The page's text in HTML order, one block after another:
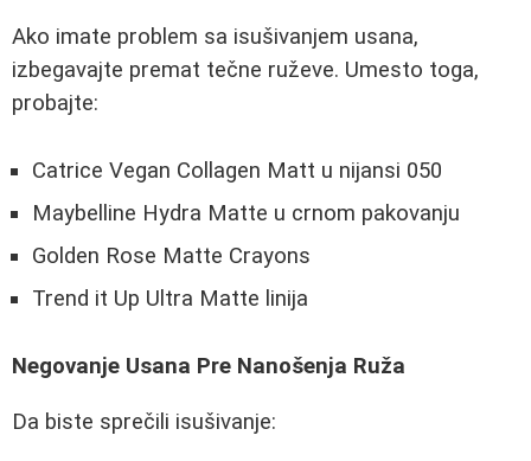
Ako imate problem sa isušivanjem usana,
izbegavajte premat tečne ruževe. Umesto toga,
probajte:
Catrice Vegan Collagen Matt u nijansi 050
Maybelline Hydra Matte u crnom pakovanju
Golden Rose Matte Crayons
Trend it Up Ultra Matte linija
Negovanje Usana Pre Nanošenja Ruža
Da biste sprečili isušivanje: